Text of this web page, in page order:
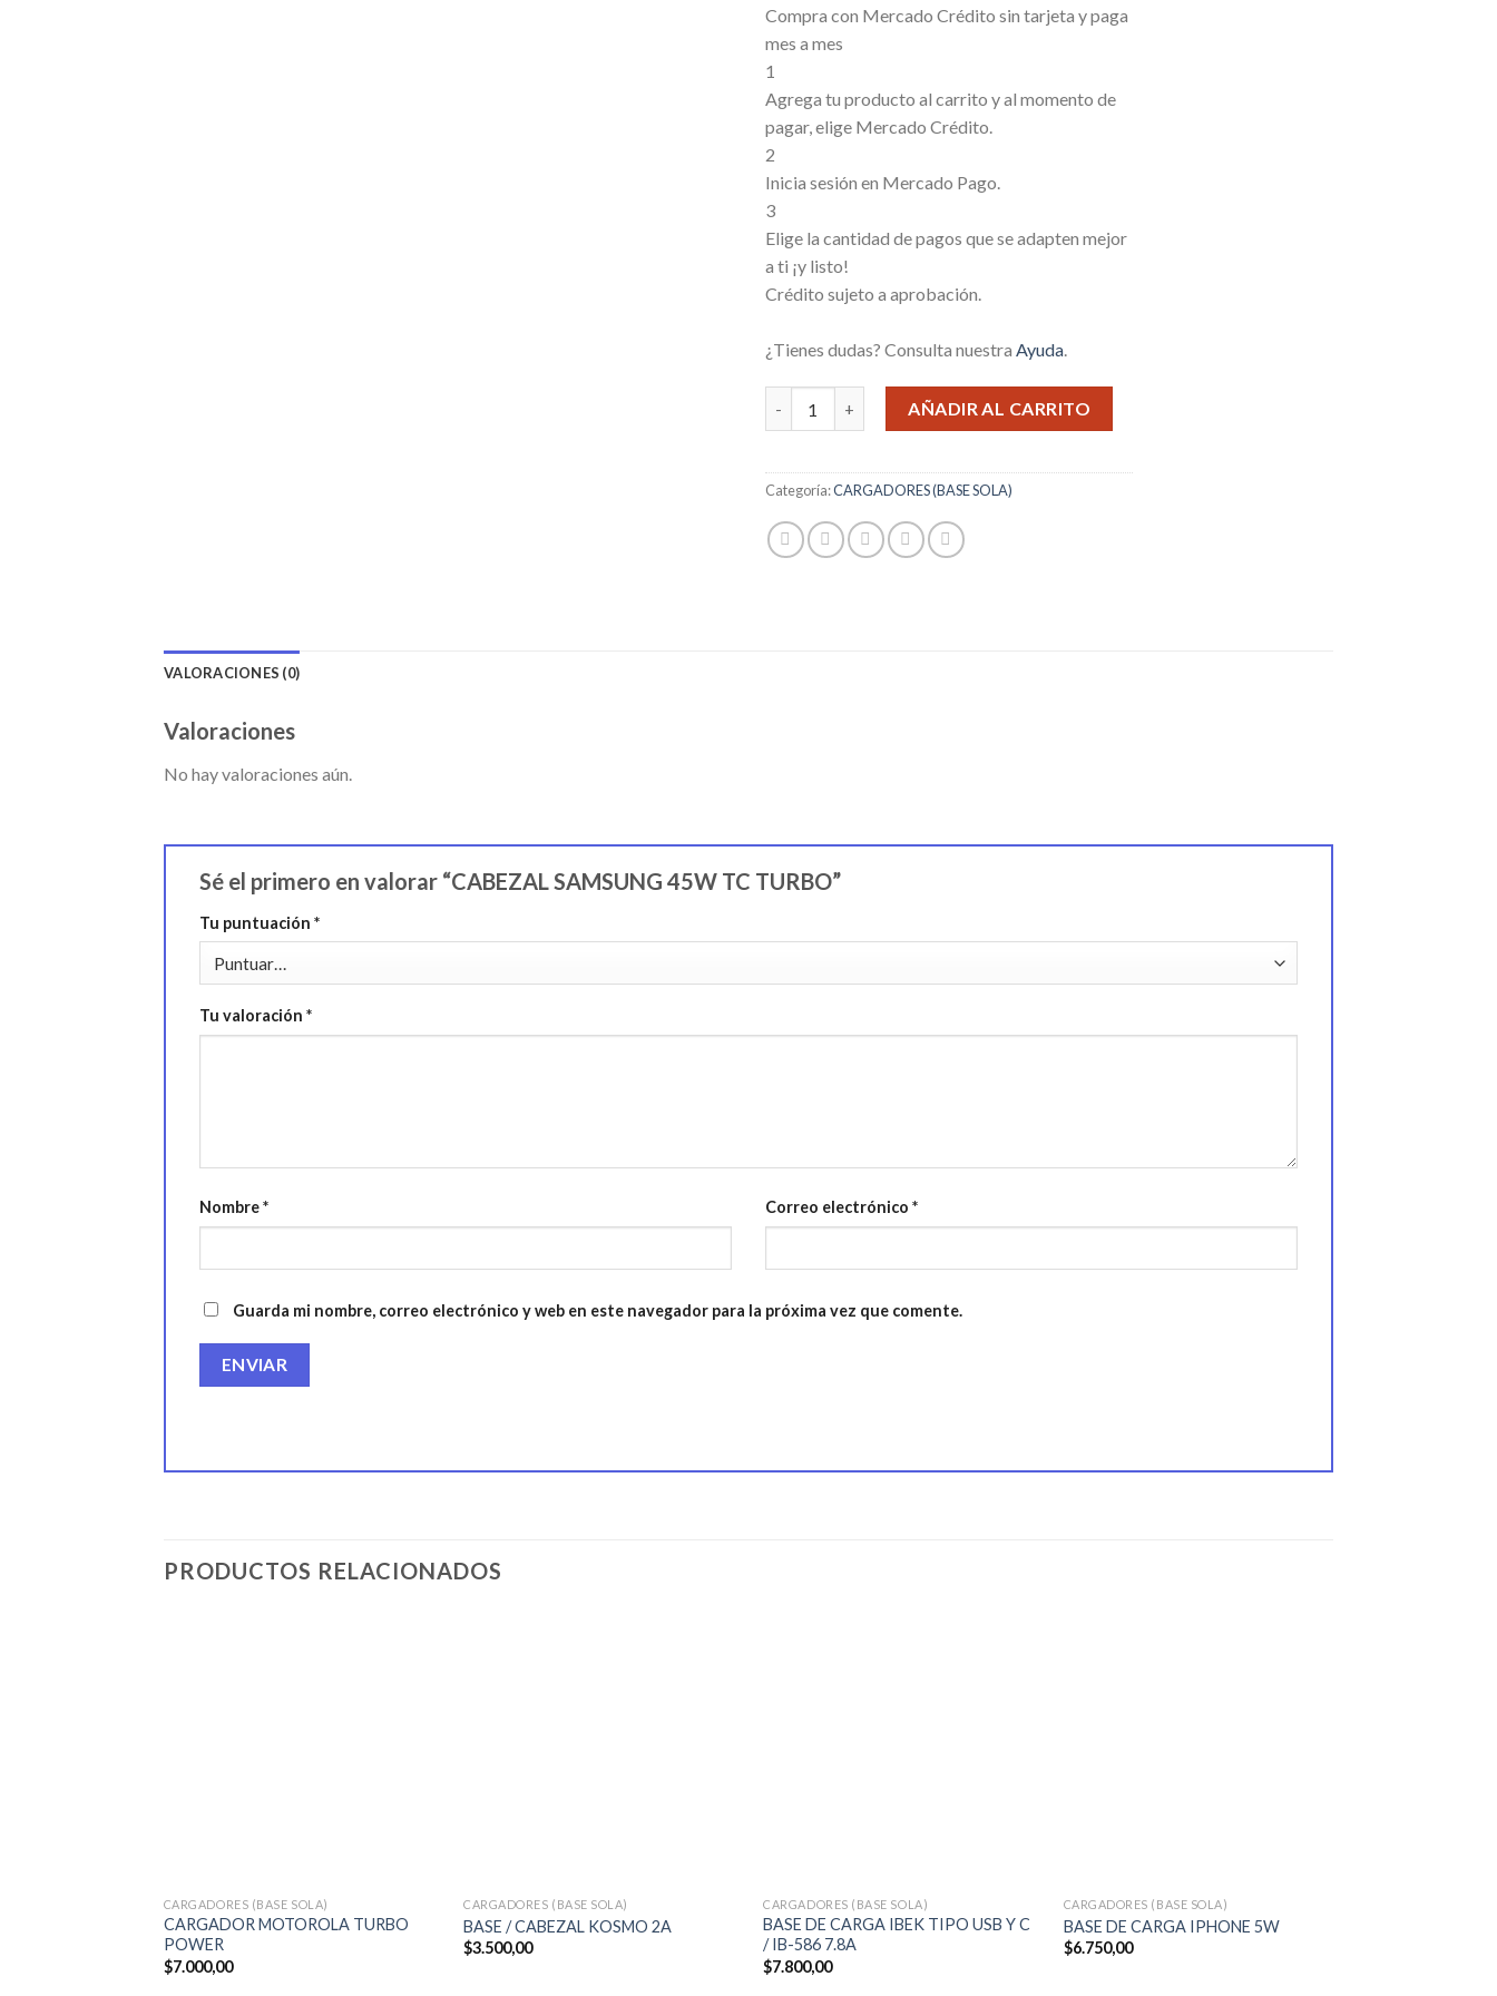
Compra con Mercado Crédito sin tarjeta y paga
mes a mes
1
Agrega tu producto al carrito y al momento de
pagar, elige Mercado Crédito.
2
Inicia sesión en Mercado Pago.
3
Elige la cantidad de pagos que se adapten mejor
a ti ¡y listo!
Crédito sujeto a aprobación.
¿Tienes dudas? Consulta nuestra Ayuda.
CABEZAL SAMSUNG 45W TC TURBO cantidad
AÑADIR AL CARRITO
Categoría:CARGADORES (BASE SOLA)
VALORACIONES (0)
Valoraciones
No hay valoraciones aún.
Sé el primero en valorar “CABEZAL SAMSUNG 45W TC TURBO”
Tu puntuación *
Tu valoración *
Nombre* Correo electrónico *
Guarda mi nombre, correo electrónico y web en este navegador para la próxima vez que comente.
PRODUCTOS RELACIONADOS
CARGADORES (BASE SOLA)
CARGADOR MOTOROLA TURBO
POWER
$7.000,00
CARGADORES (BASE SOLA)
BASE / CABEZAL KOSMO 2A
$3.500,00
CARGADORES (BASE SOLA)
BASE DE CARGA IBEK TIPO USB Y C
/ IB-586 7.8A
$7.800,00
CARGADORES (BASE SOLA)
BASE DE CARGA IPHONE 5W
$6.750,00